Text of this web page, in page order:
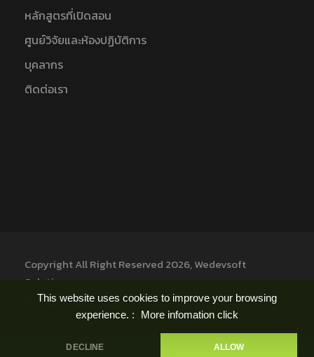
This website uses cookies to improve your browsing
experience. :
More infomation click
DECLINE ALLOW
หลักสูตรที่เปิดสอน
ศูนย์วิจัยและห้องปฏิบัติการ
บุคลากร
ติดต่อเรา
Copyright All Right Reserved 2026, Wedevsoft
Solution